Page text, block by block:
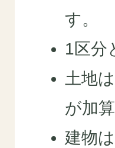
す。
1区分
土地
が加
建物